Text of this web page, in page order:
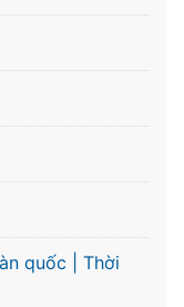
quốc | Thời